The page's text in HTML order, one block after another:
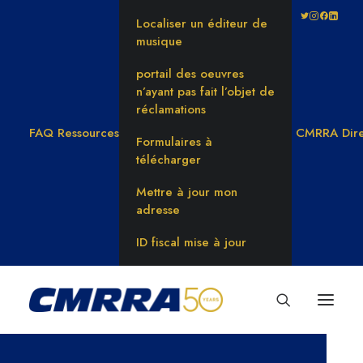
FAQ Ressources
Localiser un éditeur de
musique
portail des oeuvres
n’ayant pas fait l’objet de
réclamations
Formulaires à
télécharger
Mettre à jour mon
adresse
ID fiscal mise à jour
CMRRA